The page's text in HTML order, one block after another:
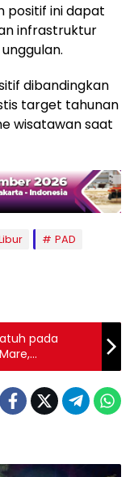
positif ini dapat
infrastruktur
dibandingkan
target tahunan
wisatawan saat
PAD
pada
Terpuruk